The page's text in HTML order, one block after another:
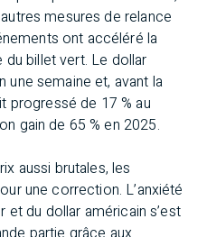
mesures de relance
ont accéléré la
du billet vert. Le dollar
une semaine et, avant la
progressé de 17 % au
gain de 65 % en 2025.
aussi brutales, les
une correction. L’anxiété
et du dollar américain s’est